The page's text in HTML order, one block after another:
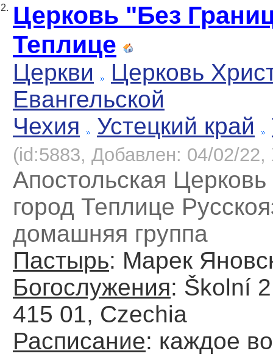
2. Церковь "Без
Теплице
Церкви
Церковь
Евангельской
Чехия
Устецкий край
(id:5883, Добавлен: 04/02/22,
Апостольская
город Теплице
домашняя группа
Пастырь: Марек
Богослужения: Školní
415 01, Czechia
Расписание: каждое